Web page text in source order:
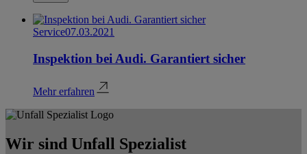
Service07.03.2021
Inspektion bei Audi. Garantiert sicher
Mehr erfahren
Wir sind Unfall Spezialist